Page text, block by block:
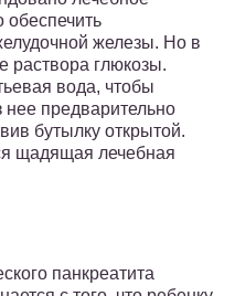
обеспечить
железы. Но в
раствора глюкозы.
вода, чтобы
предварительно
бутылку открытой.
щадящая лечебная
панкреатита